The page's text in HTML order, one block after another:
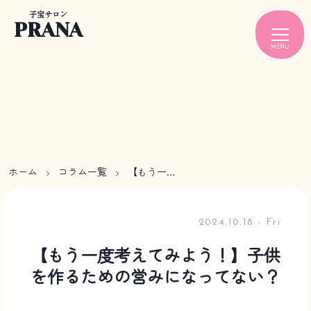
子宝サロン
PRANA
MENU
ホーム コラム一覧 【もう一度考えてみよう！】子供を作るための営みになってない？
2024.10.18 - Fri
【もう一度考えてみよう！】子供
を作るための営みになってない？